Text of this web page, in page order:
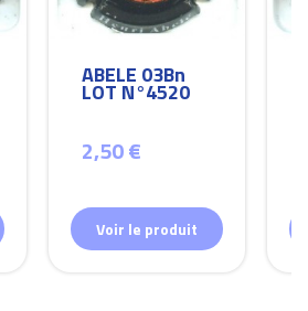
ABELE 03Bn
LOT N°4520
2,50 €
Voir le produit